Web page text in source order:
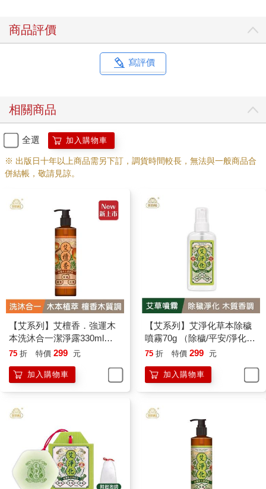
商品評價
寫評價
相關商品
全選 加入購物車
※ 出版日十年以上商品需另下訂，調貨時間較長，無法與一般商品合
併結帳，敬請見諒。
【艾系列】艾檀香．強運木
本洗沐合一潔淨露330ml
（零矽靈/無雌激素/無塑化
精/洗沐二合一】
75 折 特價 299 元
加入購物車
【艾系列】艾淨化草本除穢
噴霧70g （除穢/平安/淨化/
艾草/芙蓉/抹草） 此為單瓶
75 折 特價 299 元
加入購物車